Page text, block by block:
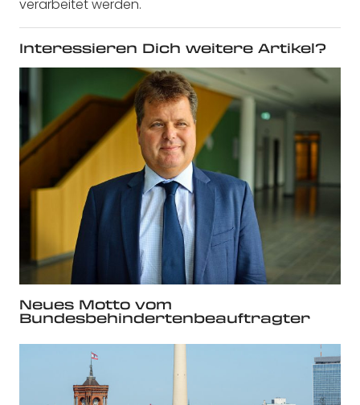
verarbeitet werden.
Interessieren Dich weitere Artikel?
Neues Motto vom
Bundesbehindertenbeauftragter